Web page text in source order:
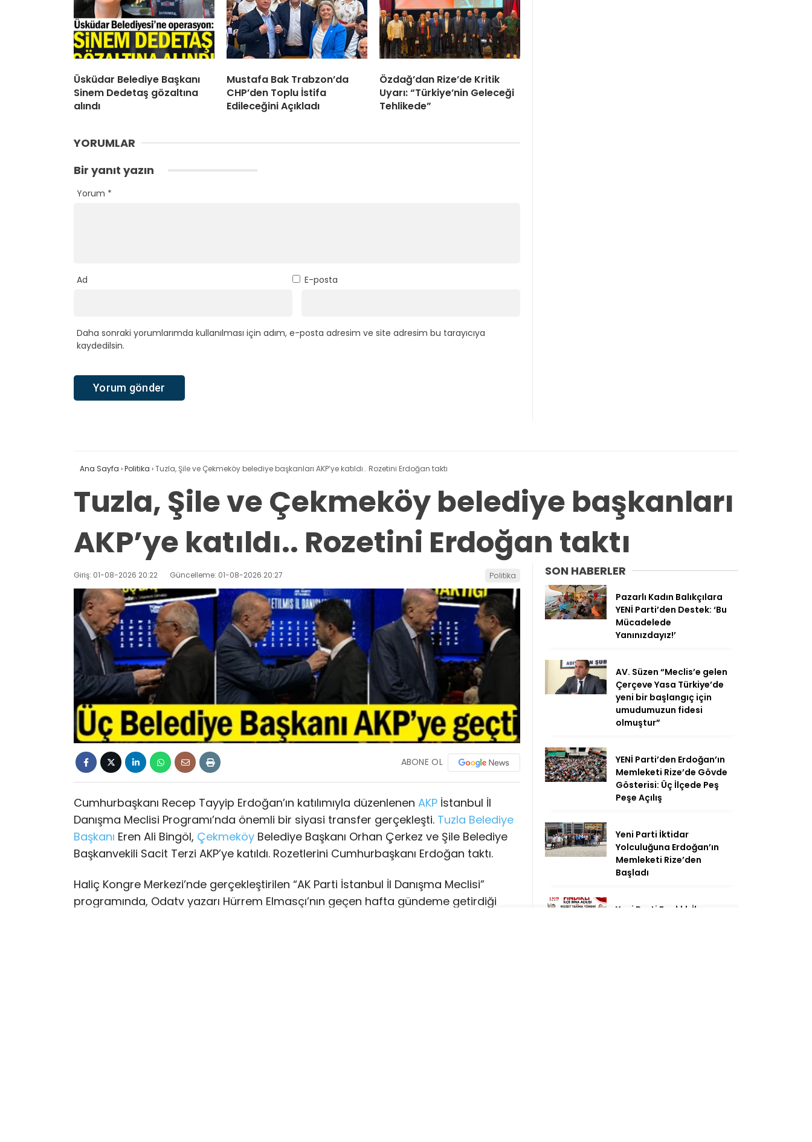
Üsküdar Belediye Başkanı
Sinem Dedetaş gözaltına
alındı
Mustafa Bak Trabzon’da
CHP’den Toplu İstifa
Edileceğini Açıkladı
Özdağ’dan Rize’de Kritik
Uyarı: “Türkiye’nin Geleceği
Tehlikede”
YORUMLAR
Bir yanıt yazın
Yorum *
Ad E-posta
Daha sonraki yorumlarımda kullanılması için adım, e-posta adresim ve site adresim bu tarayıcıya
kaydedilsin.
Ana Sayfa ›Politika ›Tuzla, Şile ve Çekmeköy belediye başkanları AKP’ye katıldı.. Rozetini Erdoğan taktı
Tuzla, Şile ve Çekmeköy belediye başkanları
AKP’ye katıldı.. Rozetini Erdoğan taktı
Giriş: 01-08-2026 20:22 Güncelleme: 01-08-2026 20:27 Politika
ABONE OL
Cumhurbaşkanı Recep Tayyip Erdoğan’ın katılımıyla düzenlenen AKP İstanbul İl
Danışma Meclisi Programı’nda önemli bir siyasi transfer gerçekleşti. Tuzla Belediye
Başkanı Eren Ali Bingöl, Çekmeköy Belediye Başkanı Orhan Çerkez ve Şile Belediye
Başkanvekili Sacit Terzi AKP’ye katıldı. Rozetlerini Cumhurbaşkanı Erdoğan taktı.
Haliç Kongre Merkezi’nde gerçekleştirilen “AK Parti İstanbul İl Danışma Meclisi”
programında, Odatv yazarı Hürrem Elmasçı’nın geçen hafta gündeme getirdiği
SON HABERLER
Pazarlı Kadın Balıkçılara
YENİ Parti’den Destek: ‘Bu
Mücadelede
Yanınızdayız!’
AV. Süzen “Meclis’e gelen
Çerçeve Yasa Türkiye’de
yeni bir başlangıç için
umudumuzun fidesi
olmuştur”
YENİ Parti’den Erdoğan’ın
Memleketi Rize’de Gövde
Gösterisi: Üç İlçede Peş
Peşe Açılış
Yeni Parti İktidar
Yolculuğuna Erdoğan’ın
Memleketi Rize’den
Başladı
Yeni Parti Fındıklı İlçe